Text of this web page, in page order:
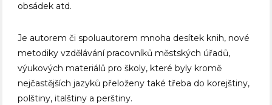
obsádek atd.
Je autorem či spoluautorem mnoha desítek knih, nové
metodiky vzdělávání pracovníků městských úřadů,
výukových materiálů pro školy, které byly kromě
nejčastějších jazyků přeloženy také třeba do korejštiny,
polštiny, italštiny a perštiny.